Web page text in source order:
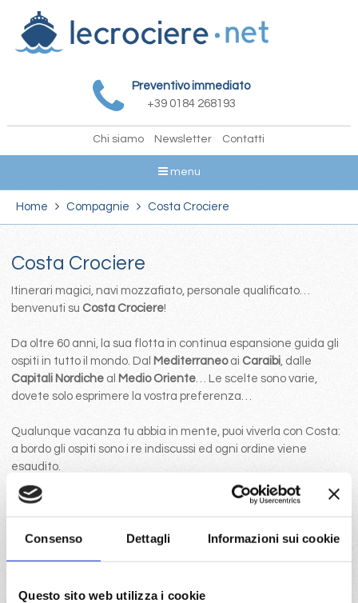
Consenso Dettagli Informazioni sui cookie
Questo sito web utilizza i cookie
Preventivo immediato
+39 0184 268193
Chi siamo Newsletter Contatti
menu
Home Compagnie Costa Crociere
Costa Crociere
Itinerari magici, navi mozzafiato, personale qualificato…
benvenuti su Costa Crociere!
Da oltre 60 anni, la sua flotta in continua espansione guida gli
ospiti in tutto il mondo. Dal Mediterraneo ai Caraibi, dalle
Capitali Nordicheal Medio Oriente… Le scelte sono varie,
dovete solo esprimere la vostra preferenza…
Qualunque vacanza tu abbia in mente, puoi viverla con Costa:
a bordo gli ospiti sono i re indiscussi ed ogni ordine viene
esaudito.
Scegli
per scoprire il mondo in una nuova maniera: in
crociera è sempre il momento di provare nuove esperienze!